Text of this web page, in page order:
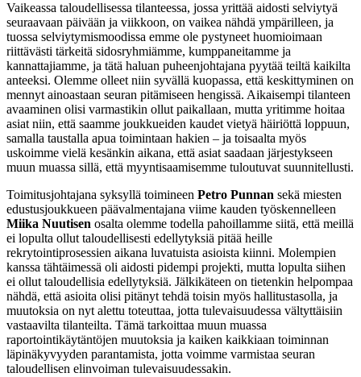
Vaikeassa taloudellisessa tilanteessa, jossa yrittää aidosti selviytyä
seuraavaan päivään ja viikkoon, on vaikea nähdä ympärilleen, ja
tuossa selviytymismoodissa emme ole pystyneet huomioimaan
riittävästi tärkeitä sidosryhmiämme, kumppaneitamme ja
kannattajiamme, ja tätä haluan puheenjohtajana pyytää teiltä kaikilta
anteeksi. Olemme olleet niin syvällä kuopassa, että keskittyminen on
mennyt ainoastaan seuran pitämiseen hengissä. Aikaisempi tilanteen
avaaminen olisi varmastikin ollut paikallaan, mutta yritimme hoitaa
asiat niin, että saamme joukkueiden kaudet vietyä häiriöttä loppuun,
samalla taustalla apua toimintaan hakien – ja toisaalta myös
uskoimme vielä kesänkin aikana, että asiat saadaan järjestykseen
muun muassa sillä, että myyntisaamisemme tuloutuvat suunnitellusti.
Toimitusjohtajana syksyllä toimineen Petro Punnan sekä miesten
edustusjoukkueen päävalmentajana viime kauden työskennelleen
Miika Nuutisen osalta olemme todella pahoillamme siitä, että meillä
ei lopulta ollut taloudellisesti edellytyksiä pitää heille
rekrytointiprosessien aikana luvatuista asioista kiinni. Molempien
kanssa tähtäimessä oli aidosti pidempi projekti, mutta lopulta siihen
ei ollut taloudellisia edellytyksiä. Jälkikäteen on tietenkin helpompaa
nähdä, että asioita olisi pitänyt tehdä toisin myös hallitustasolla, ja
muutoksia on nyt alettu toteuttaa, jotta tulevaisuudessa vältyttäisiin
vastaavilta tilanteilta. Tämä tarkoittaa muun muassa
raportointikäytäntöjen muutoksia ja kaiken kaikkiaan toiminnan
läpinäkyvyyden parantamista, jotta voimme varmistaa seuran
taloudellisen elinvoiman tulevaisuudessakin.